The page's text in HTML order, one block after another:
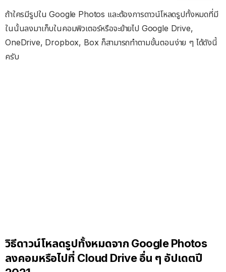
ถ้าใครมีรูปใน Google Photos และต้องการดาวน์โหลดรูปทั้งหมดที่มี
ในนั้นลงมาเก็บในคอมพิวเตอร์หรือจะย้ายไป Google Drive,
OneDrive, Dropbox, Box ก็สามารถทำตามขั้นตอนง่าย ๆ ได้ดังนี้
ครับ
วิธีดาวน์โหลดรูปทั้งหมดจาก Google Photos
ลงคอมหรือไปที่ Cloud Drive อื่น ๆ อัปเดตปี